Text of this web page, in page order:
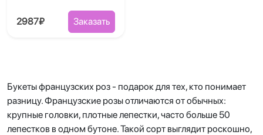
2987₽ Заказать
Букеты французских роз - подарок для тех, кто понимает
разницу. Французские розы отличаются от обычных:
крупные головки, плотные лепестки, часто больше 50
лепестков в одном бутоне. Такой сорт выглядит роскошно,